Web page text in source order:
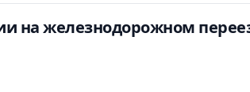
на железнодорожном